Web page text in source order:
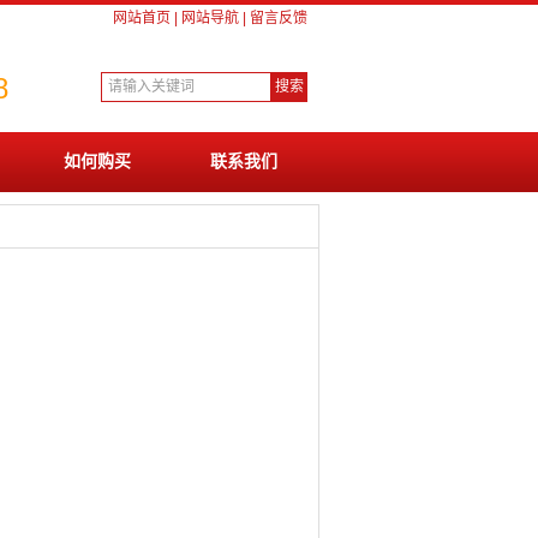
网站首页 网站导航 留言反馈
如何购买 联系我们